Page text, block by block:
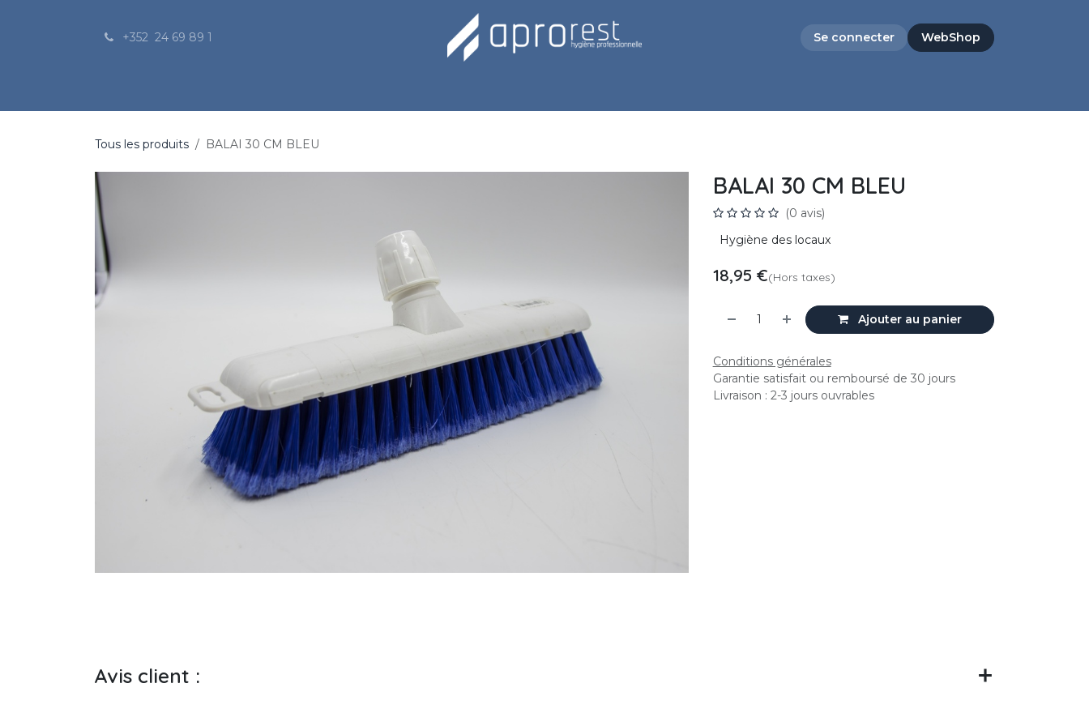
+352 24 69 89 1 Se connecter WebShop
Tous les produits BALAI 30 CM BLEU
BALAI 30 CM BLEU
(0 avis)
Hygiène des locaux
18,95 €(Hors taxes)
Ajouter au panier
Conditions générales
Garantie satisfait ou remboursé de 30 jours
Livraison : 2-3 jours ouvrables
Avis client :